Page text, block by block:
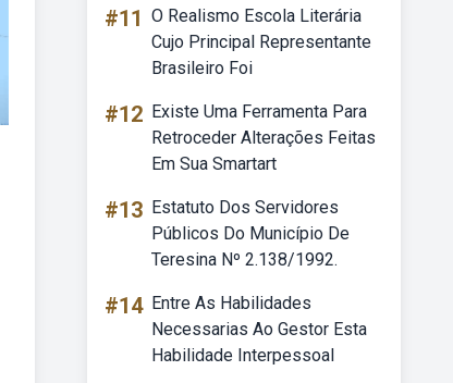
#11 O Realismo Escola Literária
Cujo Principal Representante
Brasileiro Foi
#12 Existe Uma Ferramenta Para
Retroceder Alterações Feitas
Em Sua Smartart
#13 Estatuto Dos Servidores
Públicos Do Município De
Teresina Nº 2.138/1992.
#14 Entre As Habilidades
Necessarias Ao Gestor Esta
Habilidade Interpessoal